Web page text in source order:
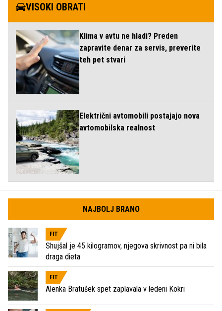
VISOKI OBRATI
Klima v avtu ne hladi? Preden
zapravite denar za servis, preverite
teh pet stvari
Električni avtomobili postajajo nova
avtomobilska realnost
NAJBOLJ BRANO
FIT
Shujšal je 45 kilogramov, njegova skrivnost pa ni bila
draga dieta
FIT
Alenka Bratušek spet zaplavala v ledeni Kokri